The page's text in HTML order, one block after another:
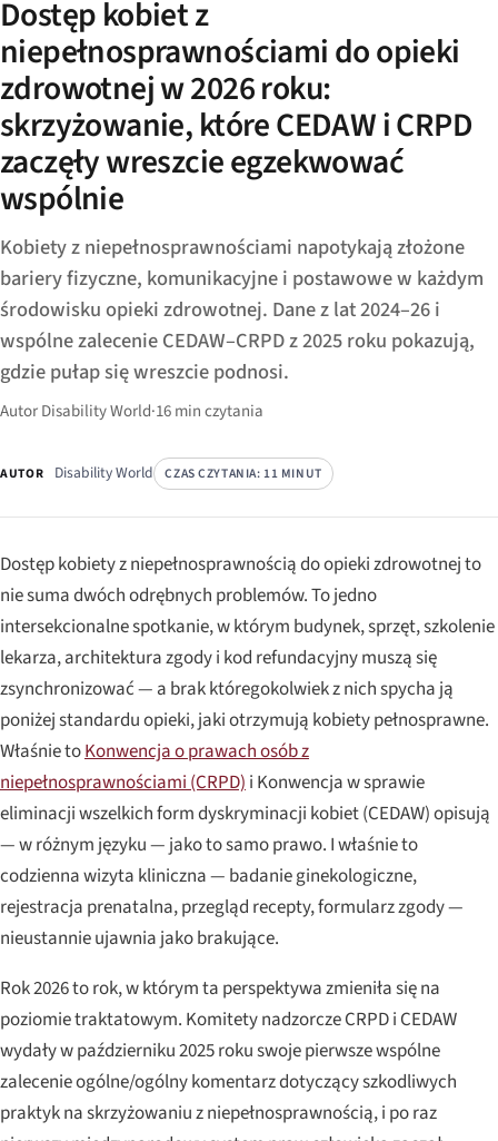
Dostęp kobiet z
niepełnosprawnościami do opieki
zdrowotnej w 2026 roku:
skrzyżowanie, które CEDAW i CRPD
zaczęły wreszcie egzekwować
wspólnie
Kobiety z niepełnosprawnościami napotykają złożone
bariery fizyczne, komunikacyjne i postawowe w każdym
środowisku opieki zdrowotnej. Dane z lat 2024–26 i
wspólne zalecenie CEDAW–CRPD z 2025 roku pokazują,
gdzie pułap się wreszcie podnosi.
Autor Disability World·16 min czytania
AUTOR Disability World CZAS CZYTANIA: 11 MINUT
Dostęp kobiety z niepełnosprawnością do opieki zdrowotnej to
nie suma dwóch odrębnych problemów. To jedno
intersekcionalne spotkanie, w którym budynek, sprzęt, szkolenie
lekarza, architektura zgody i kod refundacyjny muszą się
zsynchronizować — a brak któregokolwiek z nich spycha ją
poniżej standardu opieki, jaki otrzymują kobiety pełnosprawne.
Właśnie toKonwencja o prawach osób z
niepełnosprawnościami (CRPD) i Konwencja w sprawie
eliminacji wszelkich form dyskryminacji kobiet (CEDAW) opisują
— w różnym języku — jako to samo prawo. I właśnie to
codzienna wizyta kliniczna — badanie ginekologiczne,
rejestracja prenatalna, przegląd recepty, formularz zgody —
nieustannie ujawnia jako brakujące.
Rok 2026 to rok, w którym ta perspektywa zmieniła się na
poziomie traktatowym. Komitety nadzorcze CRPD i CEDAW
wydały w październiku 2025 roku swoje pierwsze wspólne
zalecenie ogólne/ogólny komentarz dotyczący szkodliwych
praktyk na skrzyżowaniu z niepełnosprawnością, i po raz